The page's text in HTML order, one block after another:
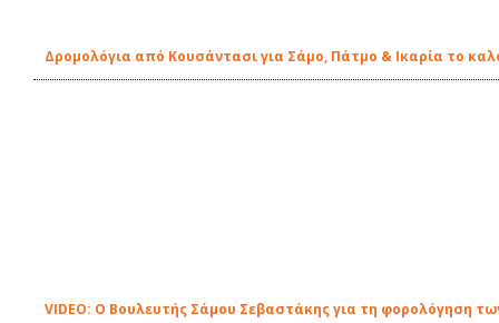
Δρομολόγια από Κουσάντασι για Σάμο, Πάτμο & Ικαρία το
VIDEO: Ο Βουλευτής Σάμου Σεβαστάκης για τη φορολόγηση